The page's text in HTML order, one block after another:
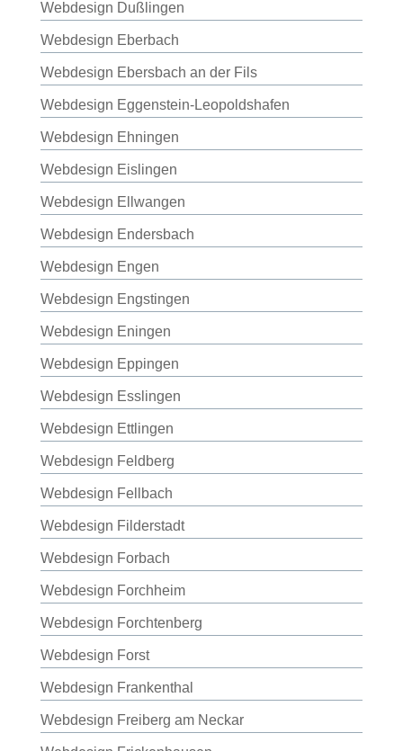
Webdesign Dußlingen
Webdesign Eberbach
Webdesign Ebersbach an der Fils
Webdesign Eggenstein-Leopoldshafen
Webdesign Ehningen
Webdesign Eislingen
Webdesign Ellwangen
Webdesign Endersbach
Webdesign Engen
Webdesign Engstingen
Webdesign Eningen
Webdesign Eppingen
Webdesign Esslingen
Webdesign Ettlingen
Webdesign Feldberg
Webdesign Fellbach
Webdesign Filderstadt
Webdesign Forbach
Webdesign Forchheim
Webdesign Forchtenberg
Webdesign Forst
Webdesign Frankenthal
Webdesign Freiberg am Neckar